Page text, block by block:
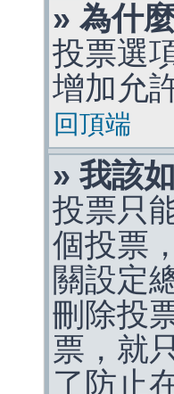
» 為什
投票選
增加允
回頂端
» 我該
投票只
個投票
關設定
刪除投
票，就
了防止